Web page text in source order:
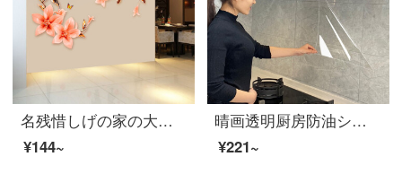
名残惜しげの家の大型中国風ホーンの壁に壁テレビの背景壁を貼って、リビングルームの部屋の壁の装飾品のシールを貼って、壁に貼り付けます。
¥144~
晴画透明厨房防油シール厨房ステッカー壁防油壁紙耐高温タイル貼膜油煙機かまどシール60*90 cm 4枚セット
¥221~